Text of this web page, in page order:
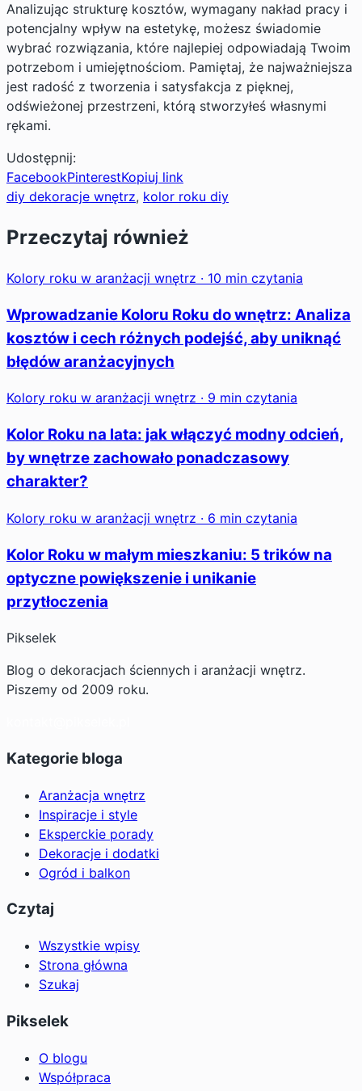
Analizując strukturę kosztów, wymagany nakład pracy i
potencjalny wpływ na estetykę, możesz świadomie
wybrać rozwiązania, które najlepiej odpowiadają Twoim
potrzebom i umiejętnościom. Pamiętaj, że najważniejsza
jest radość z tworzenia i satysfakcja z pięknej,
odświeżonej przestrzeni, którą stworzyłeś własnymi
rękami.
Udostępnij:
FacebookPinterestKopiuj link
diy dekoracje wnętrz, kolor roku diy
Przeczytaj również
Kolory roku w aranżacji wnętrz · 10 min czytania
Wprowadzanie Koloru Roku do wnętrz: Analiza
kosztów i cech różnych podejść, aby uniknąć
błędów aranżacyjnych
Kolory roku w aranżacji wnętrz · 9 min czytania
Kolor Roku na lata: jak włączyć modny odcień,
by wnętrze zachowało ponadczasowy
charakter?
Kolory roku w aranżacji wnętrz · 6 min czytania
Kolor Roku w małym mieszkaniu: 5 trików na
optyczne powiększenie i unikanie
przytłoczenia
Pikselek
Blog o dekoracjach ściennych i aranżacji wnętrz.
Piszemy od 2009 roku.
Kategorie bloga
Aranżacja wnętrz
Inspiracje i style
Eksperckie porady
Dekoracje i dodatki
Ogród i balkon
Czytaj
Wszystkie wpisy
Strona główna
Szukaj
Pikselek
O blogu
Współpraca